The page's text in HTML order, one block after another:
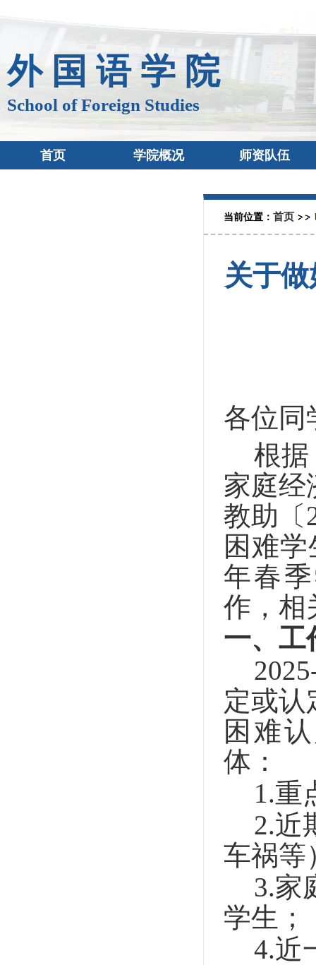
外 国 语 学 院
School of Foreign Studies
首页 学院概况 师资队伍
当前位置： 首页
关于
各位同
根
家庭经
教助〔
困难
年春
作，相
一、工
定或认
困难
体：
1.重
2.近
车祸等
3.家
学生；
4.近